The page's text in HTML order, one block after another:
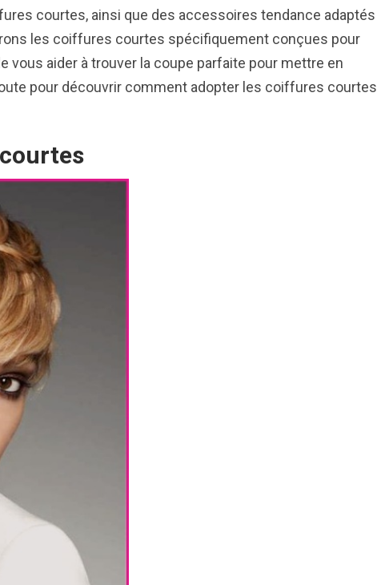
courtes, ainsi que des accessoires tendance adaptés
les coiffures courtes spécifiquement conçues pour
vous aider à trouver la coupe parfaite pour mettre en
pour découvrir comment adopter les coiffures courtes